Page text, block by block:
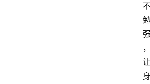
不
勉
强
，
让
身